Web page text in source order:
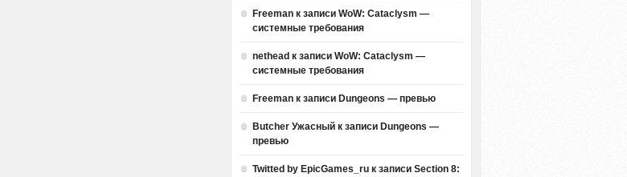
Freeman к записи WoW: Cataclysm —
системные требования
nethead к записи WoW: Cataclysm —
системные требования
Freeman к записи Dungeons — превью
Butcher Ужасный к записи Dungeons —
превью
Twitted by EpicGames_ru к записи Section 8: